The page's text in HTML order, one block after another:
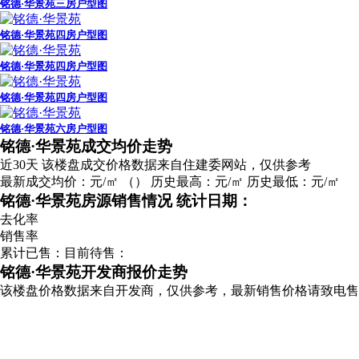
铭德·华景苑三房户型图
铭德·华景苑四房户型图
铭德·华景苑四房户型图
铭德·华景苑四房户型图
铭德·华景苑六房户型图
广告
铭德·华景苑成交均价走势
近30天 该楼盘成交价格数据来自住建委网站，仅供参考
最新成交均价： 元/㎡ （ ） 历史最高： 元/㎡ 历史最低： 元/㎡
铭德·华景苑房源销售情况统计日期：
去化率
销售率
累计已售： 目前待售：
铭德·华景苑开发商报价走势
该楼盘价格数据来自开发商，仅供参考，最新销售价格请致电